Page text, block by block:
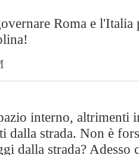
Roma e l'Italia
interno, altrimenti
dalla strada. Non è
dalla strada? Adesso